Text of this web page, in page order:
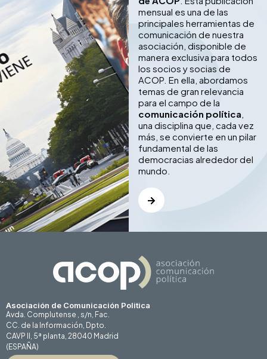
mensual es una de las
principales herramientas de
comunicación de nuestra
asociación, disponible de
manera exclusiva para todos
los socios y socias de
ACOP. En ella, abordamos
temas de gran relevancia
para el campo de la
comunicación política
una disciplina que, cada vez
más, se convierte en un pilar
fundamental de las
democracias alrededor del
mundo.
Asociación de Comunicación Politica
Avda. Complutense , s/n, Fac.
CC. de la Información, Dpto.
CAVP II, 5ª planta, 28040 Madrid
(ESPAÑA)